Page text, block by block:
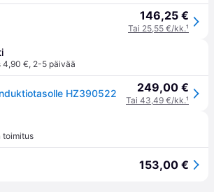
146,25 €
Tai 25,55 €/kk.¹
4,90 €, 2-5 päivää
HZ390522 249,00 €
Tai 43,49 €/kk.¹
toimitus
153,00 €